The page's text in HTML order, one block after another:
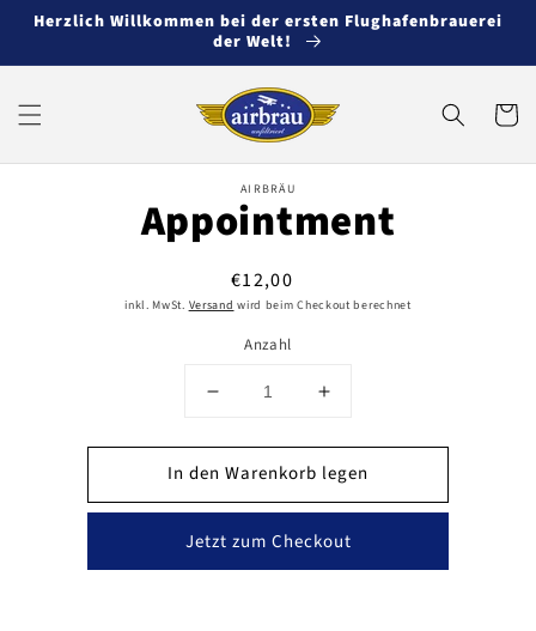
zum
Herzlich Willkommen bei der ersten Flughafenbrauerei
der Welt!
AIRBRÄU
Appointment
Normaler
Preis
€12,00
inkl. MwSt. Versand wird beim Checkout berechnet
Anzahl
Verringere
Menge
für
Appointment
Erhöhe
Menge
für
Appointment
In den Warenkorb legen
Jetzt zum Checkout